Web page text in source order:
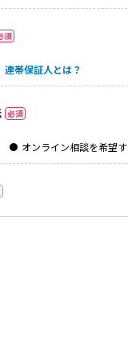
須
連帯保証人とは？
必須
オンライン相談を希望す